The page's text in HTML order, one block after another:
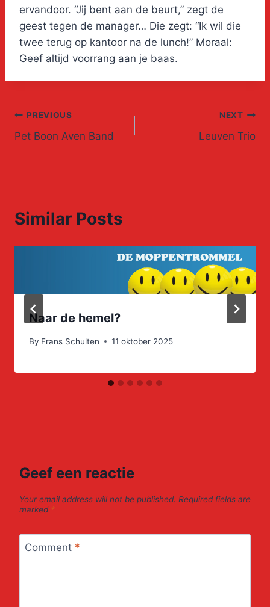
ervandoor. “Jij bent aan de beurt,” zegt de
geest tegen de manager… Die zegt: “Ik wil die
twee terug op kantoor na de lunch!” Moraal:
Geef altijd voorrang aan je baas.
Post
navigation
PREVIOUS
Pet Boon Aven Band
NEXT
Leuven Trio
Similar Posts
Naar de hemel?
By Frans Schulten 11 oktober 2025
Geef een reactie
Your email address will not be published. Required fields are
marked *
Comment *